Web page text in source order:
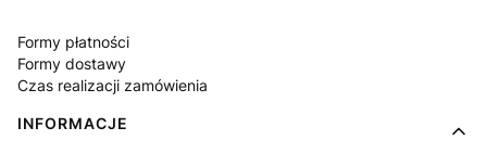
Formy płatności
Formy dostawy
Czas realizacji zamówienia
INFORMACJE